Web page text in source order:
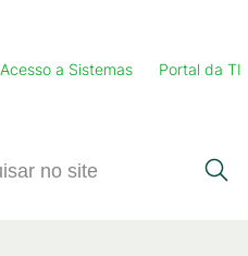
Acesso a Sistemas Portal da TI